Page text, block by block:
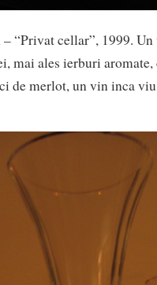
“Privat cellar”, 1999.
mai ales ierburi
de merlot, un vin inca